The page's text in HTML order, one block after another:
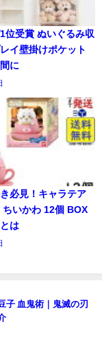
位受賞 ぬいぐるみ収
イ壁掛けポケット
に
必見！キャラテア
ちいかわ 12個 BOX
は
子 血鬼術｜鬼滅の刃